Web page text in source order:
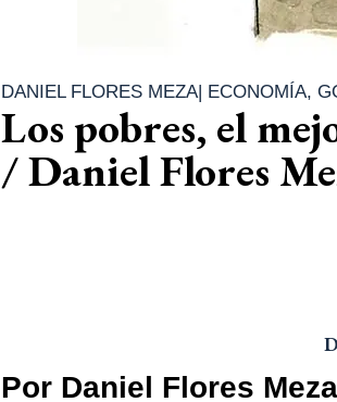
DANIEL FLORES MEZA| ECONOMÍA,
Los pobres, el
/ Daniel Flores
Por Daniel Flores Meza